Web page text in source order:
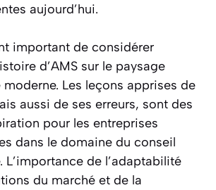
aujourd’hui.
important de considérer
d’AMS sur le paysage
Les leçons apprises de
aussi de ses erreurs, sont des
pour les entreprises
dans le domaine du conseil
L’importance de l’adaptabilité
du marché et de la